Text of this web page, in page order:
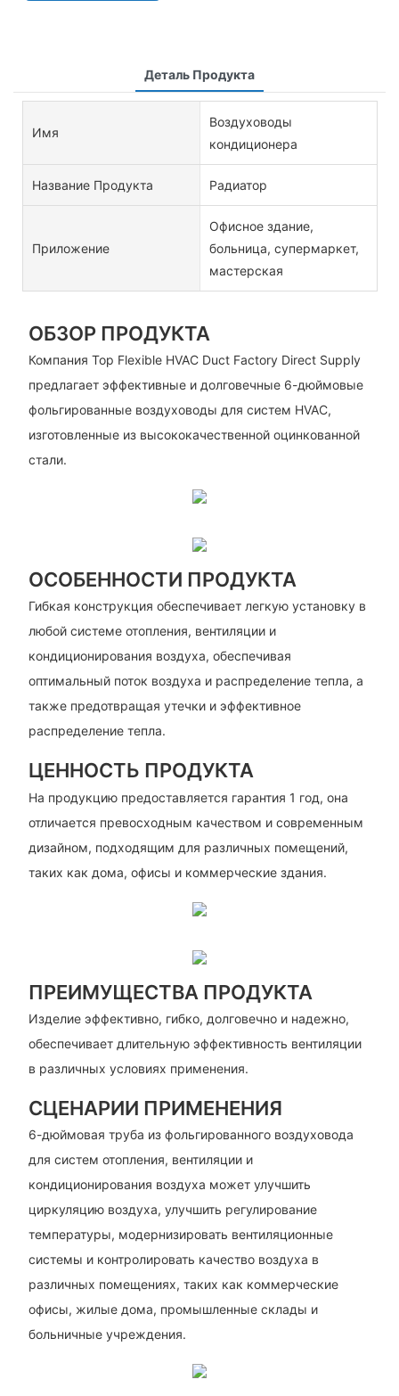
Деталь Продукта
Имя
Воздуховоды
кондиционера
Название Продукта Радиатор
Приложение
Офисное здание,
больница, супермаркет,
мастерская
ОБЗОР ПРОДУКТА
Компания Top Flexible HVAC Duct Factory Direct Supply
предлагает эффективные и долговечные 6-дюймовые
фольгированные воздуховоды для систем HVAC,
изготовленные из высококачественной оцинкованной
стали.
ОСОБЕННОСТИ ПРОДУКТА
Гибкая конструкция обеспечивает легкую установку в
любой системе отопления, вентиляции и
кондиционирования воздуха, обеспечивая
оптимальный поток воздуха и распределение тепла, а
также предотвращая утечки и эффективное
распределение тепла.
ЦЕННОСТЬ ПРОДУКТА
На продукцию предоставляется гарантия 1 год, она
отличается превосходным качеством и современным
дизайном, подходящим для различных помещений,
таких как дома, офисы и коммерческие здания.
ПРЕИМУЩЕСТВА ПРОДУКТА
Изделие эффективно, гибко, долговечно и надежно,
обеспечивает длительную эффективность вентиляции
в различных условиях применения.
СЦЕНАРИИ ПРИМЕНЕНИЯ
6-дюймовая труба из фольгированного воздуховода
для систем отопления, вентиляции и
кондиционирования воздуха может улучшить
циркуляцию воздуха, улучшить регулирование
температуры, модернизировать вентиляционные
системы и контролировать качество воздуха в
различных помещениях, таких как коммерческие
офисы, жилые дома, промышленные склады и
больничные учреждения.